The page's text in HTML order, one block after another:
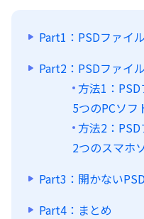
Part1：PSDファイ
Part2：PSDファイ
方法1：
5つのPCソフ
方法2：
2つのスマホ
Part3：開かない
Part4：まとめ